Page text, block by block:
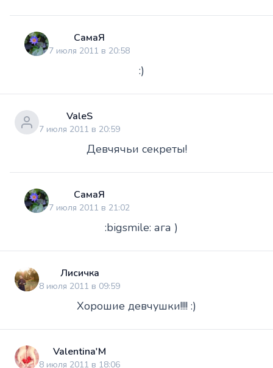
СамаЯ
7 июля 2011 в 20:58
:)
ValeS
7 июля 2011 в 20:59
Девчячьи секреты!
СамаЯ
7 июля 2011 в 21:02
:bigsmile: ага )
Лисичка
8 июля 2011 в 09:59
Хорошие девчушки!!!! :)
Valentina'M
8 июля 2011 в 18:06